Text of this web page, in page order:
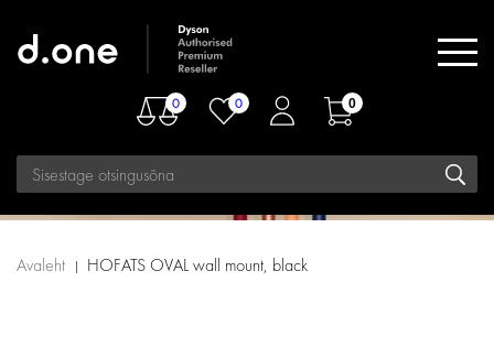
0 0 0
Avaleht HOFATS OVAL wall mount, black